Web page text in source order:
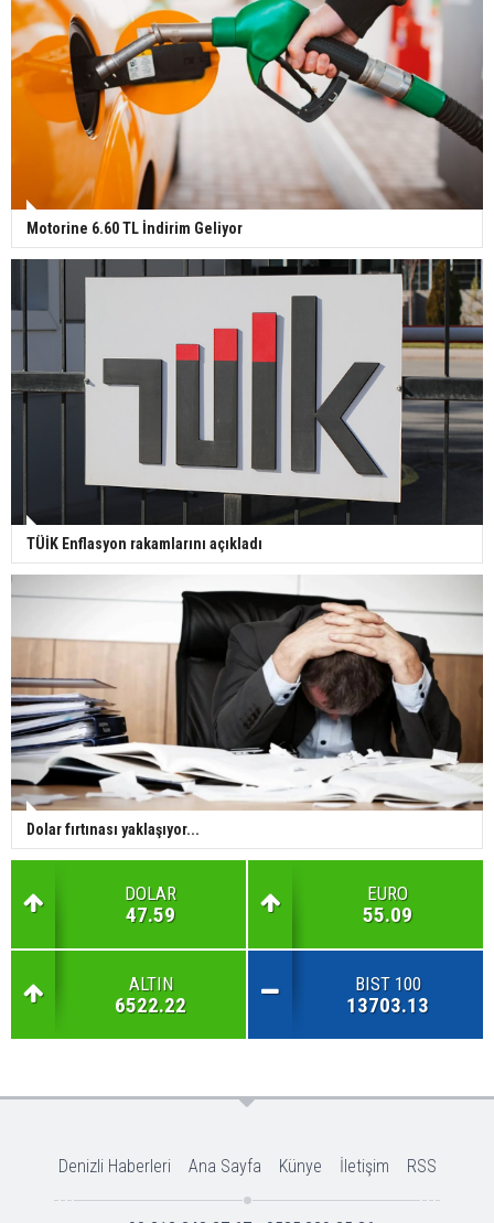
Motorine 6.60 TL İndirim Geliyor
TÜİK Enflasyon rakamlarını açıkladı
Dolar fırtınası yaklaşıyor...
DOLAR
47.59
EURO
55.09
ALTIN
6522.22
BIST 100
13703.13
Denizli Haberleri Ana Sayfa Künye İletişim RSS